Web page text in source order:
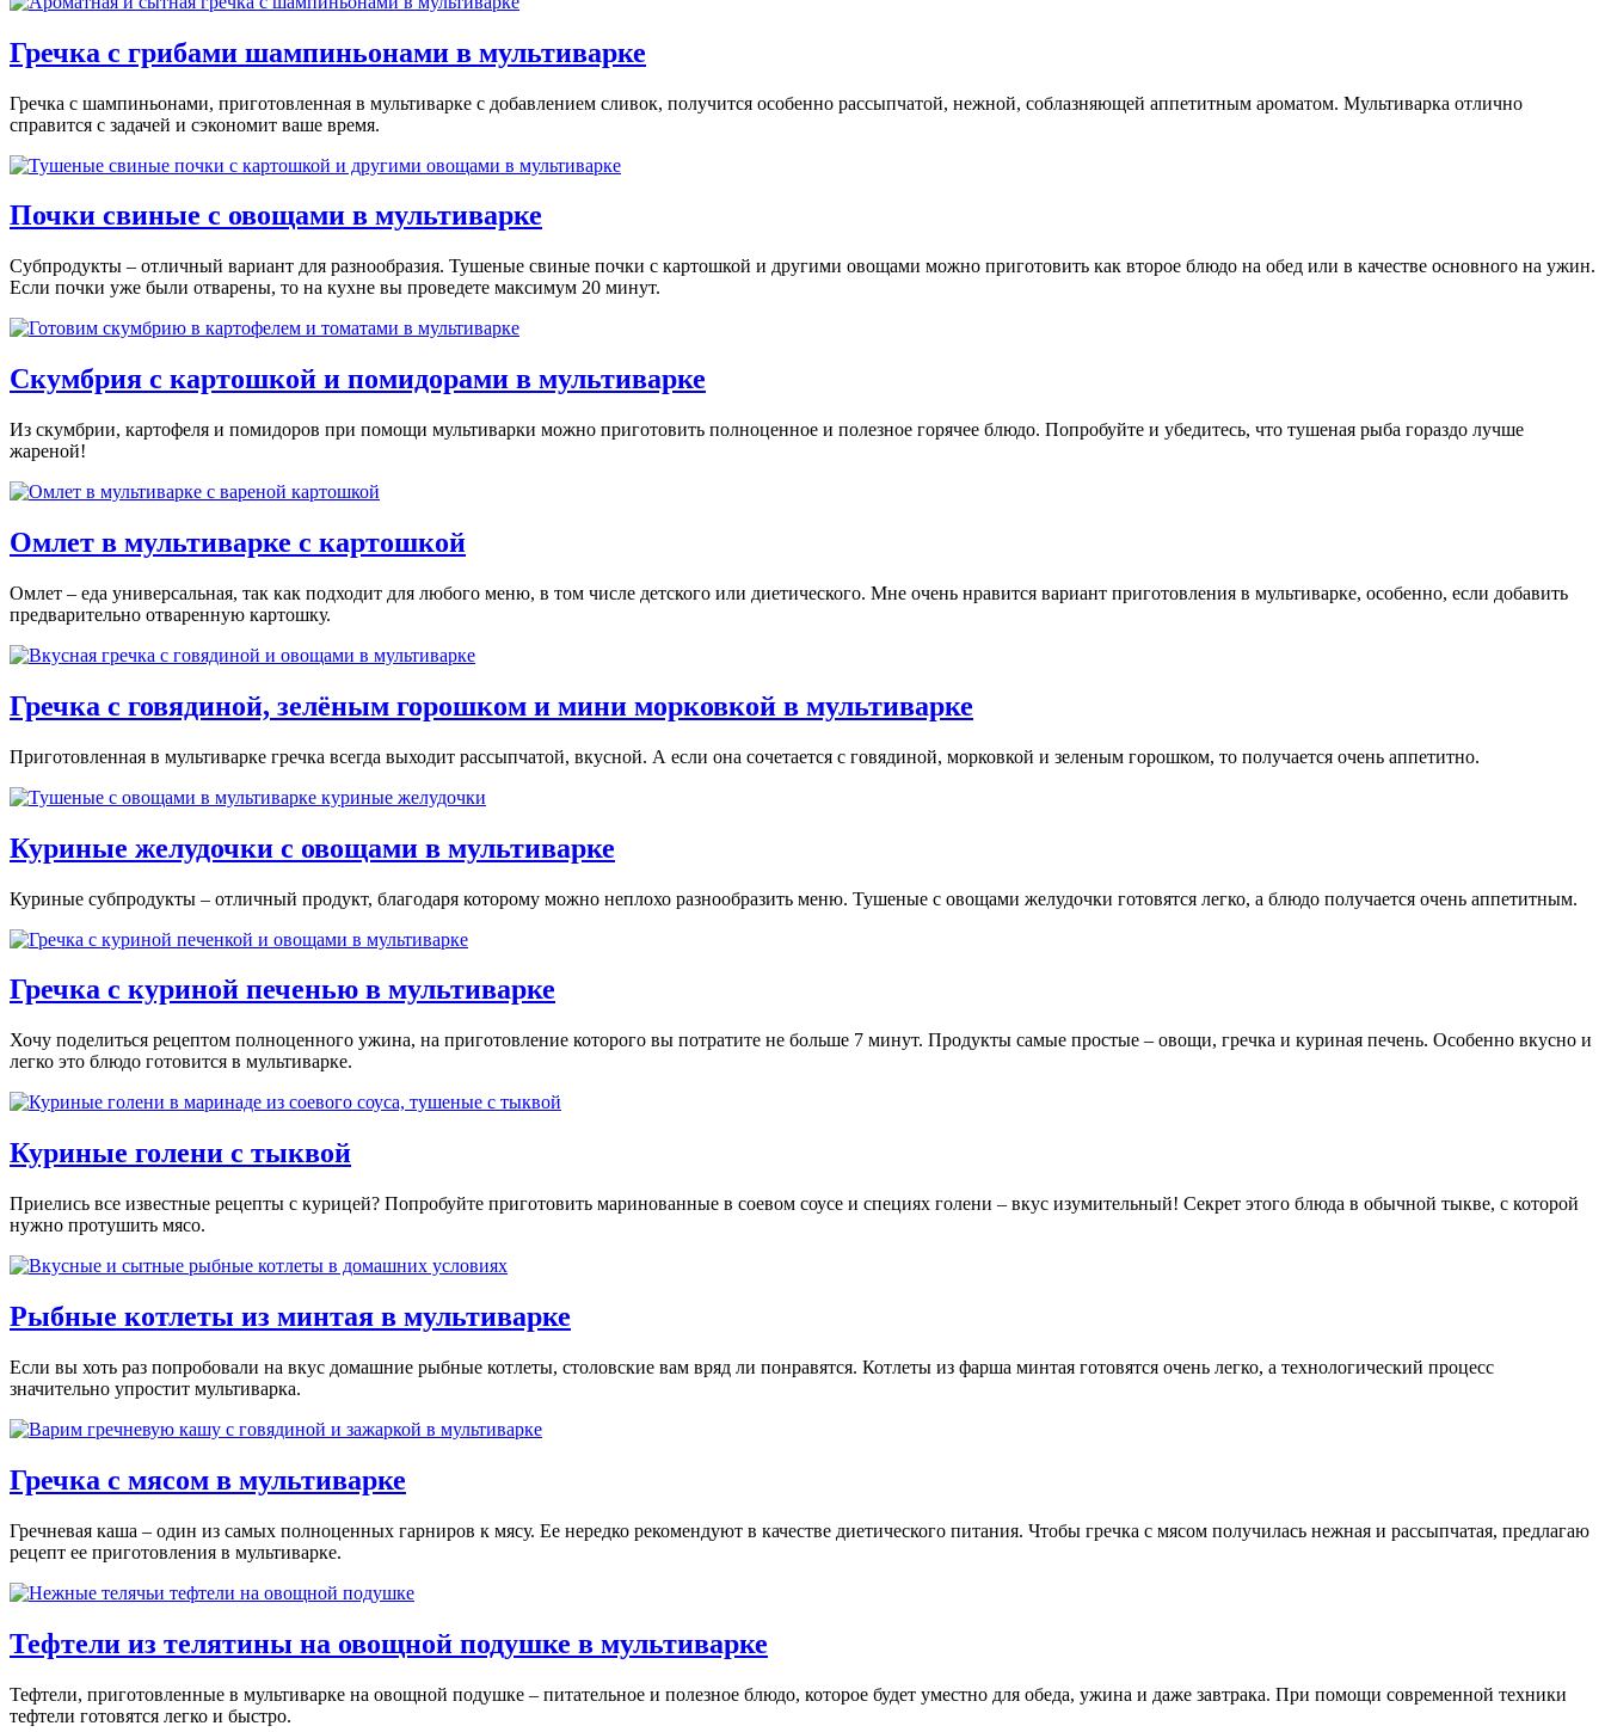
Гречка с грибами шампиньонами в мультиварке
Гречка с шампиньонами, приготовленная в мультиварке с добавлением сливок, получится особенно рассыпчатой, нежной, соблазняющей аппетитным ароматом. Мультиварка отлично
справится с задачей и сэкономит ваше время.
Почки свиные с овощами в мультиварке
Субпродукты – отличный вариант для разнообразия. Тушеные свиные почки с картошкой и другими овощами можно приготовить как второе блюдо на обед или в качестве основного на ужин.
Если почки уже были отварены, то на кухне вы проведете максимум 20 минут.
Скумбрия с картошкой и помидорами в мультиварке
Из скумбрии, картофеля и помидоров при помощи мультиварки можно приготовить полноценное и полезное горячее блюдо. Попробуйте и убедитесь, что тушеная рыба гораздо лучше
жареной!
Омлет в мультиварке с картошкой
Омлет – еда универсальная, так как подходит для любого меню, в том числе детского или диетического. Мне очень нравится вариант приготовления в мультиварке, особенно, если добавить
предварительно отваренную картошку.
Гречка с говядиной, зелёным горошком и мини морковкой в мультиварке
Приготовленная в мультиварке гречка всегда выходит рассыпчатой, вкусной. А если она сочетается с говядиной, морковкой и зеленым горошком, то получается очень аппетитно.
Куриные желудочки с овощами в мультиварке
Куриные субпродукты – отличный продукт, благодаря которому можно неплохо разнообразить меню. Тушеные с овощами желудочки готовятся легко, а блюдо получается очень аппетитным.
Гречка с куриной печенью в мультиварке
Хочу поделиться рецептом полноценного ужина, на приготовление которого вы потратите не больше 7 минут. Продукты самые простые – овощи, гречка и куриная печень. Особенно вкусно и
легко это блюдо готовится в мультиварке.
Куриные голени с тыквой
Приелись все известные рецепты с курицей? Попробуйте приготовить маринованные в соевом соусе и специях голени – вкус изумительный! Секрет этого блюда в обычной тыкве, с которой
нужно протушить мясо.
Рыбные котлеты из минтая в мультиварке
Если вы хоть раз попробовали на вкус домашние рыбные котлеты, столовские вам вряд ли понравятся. Котлеты из фарша минтая готовятся очень легко, а технологический процесс
значительно упростит мультиварка.
Гречка с мясом в мультиварке
Гречневая каша – один из самых полноценных гарниров к мясу. Ее нередко рекомендуют в качестве диетического питания. Чтобы гречка с мясом получилась нежная и рассыпчатая, предлагаю
рецепт ее приготовления в мультиварке.
Тефтели из телятины на овощной подушке в мультиварке
Тефтели, приготовленные в мультиварке на овощной подушке – питательное и полезное блюдо, которое будет уместно для обеда, ужина и даже завтрака. При помощи современной техники
тефтели готовятся легко и быстро.